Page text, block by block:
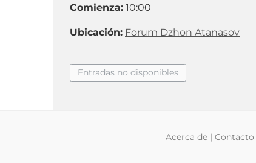
Comienza: 10:00
Ubicación: Forum Dzhon Atanasov
Entradas no disponibles
Acerca de | Contacto